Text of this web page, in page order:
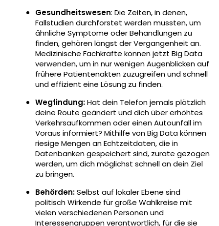
Gesundheitswesen: Die Zeiten, in denen,
Fallstudien durchforstet werden mussten, um
ähnliche Symptome oder Behandlungen zu
finden, gehören längst der Vergangenheit an.
Medizinische Fachkräfte können jetzt Big Data
verwenden, um in nur wenigen Augenblicken auf
frühere Patientenakten zuzugreifen und schnell
und effizient eine Lösung zu finden.
Wegfindung:Hat dein Telefon jemals plötzlich
deine Route geändert und dich über erhöhtes
Verkehrsaufkommen oder einen Autounfall im
Voraus informiert? Mithilfe von Big Data können
riesige Mengen an Echtzeitdaten, die in
Datenbanken gespeichert sind, zurate gezogen
werden, um dich möglichst schnell an dein Ziel
zu bringen.
Behörden:Selbst auf lokaler Ebene sind
politisch Wirkende für große Wahlkreise mit
vielen verschiedenen Personen und
Interessengruppen verantwortlich, für die sie